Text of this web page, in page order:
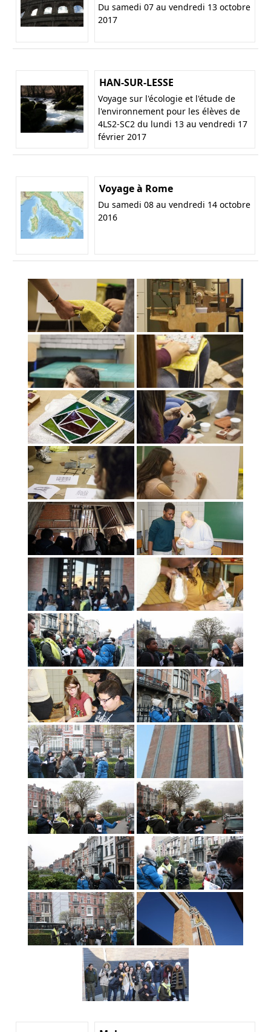
Du samedi 07 au vendredi 13 octobre
2017
HAN-SUR-LESSE
Voyage sur l'écologie et l'étude de
l'environnement pour les élèves de
4LS2-SC2 du lundi 13 au vendredi 17
février 2017
Voyage à Rome
Du samedi 08 au vendredi 14 octobre
2016